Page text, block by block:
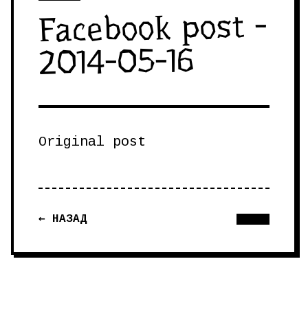
Facebook post -
2014-05-16
Original post
← НАЗАД